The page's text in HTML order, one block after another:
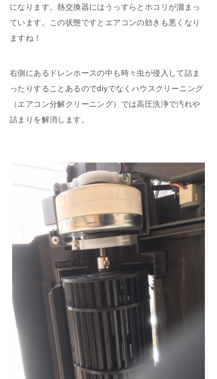
になります。熱交換器にはうっすらとホコリが溜まっ
ています。この状態ですとエアコンの効きも悪くなり
ますね！
右側にあるドレンホースの中も時々虫が侵入して詰ま
ったりすることあるのでdiyでなくハウスクリーニング
（エアコン分解クリーニング）では高圧洗浄で汚れや
詰まりを解消します。